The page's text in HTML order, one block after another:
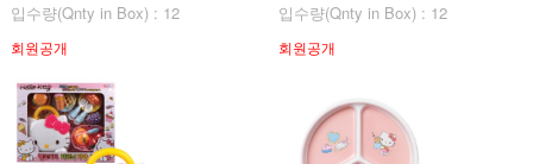
입수량(Qnty in Box) : 12
회원공개
입수량(Qnty in Box) : 12
회원공개